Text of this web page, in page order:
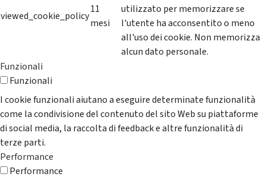
viewed_cookie_policy
11
mesi
utilizzato per memorizzare se
l'utente ha acconsentito o meno
all'uso dei cookie. Non memorizza
alcun dato personale.
Funzionali
Funzionali
I cookie funzionali aiutano a eseguire determinate funzionalità
come la condivisione del contenuto del sito Web su piattaforme
di social media, la raccolta di feedback e altre funzionalità di
terze parti.
Performance
Performance